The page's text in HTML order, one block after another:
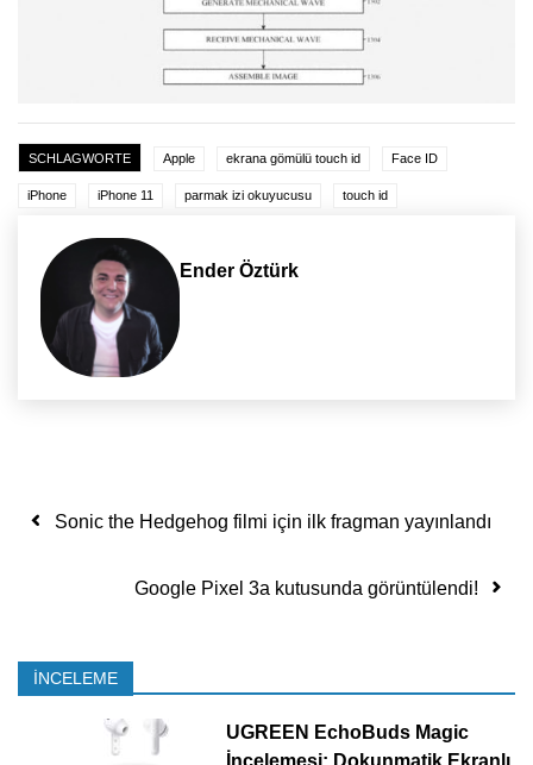
SCHLAGWORTE Apple ekrana gömülü touch id Face ID
iPhone iPhone 11 parmak izi okuyucusu touch id
Ender Öztürk
Yazı dolaşımı
Sonic the Hedgehog filmi için ilk fragman yayınlandı
Google Pixel 3a kutusunda görüntülendi!
İNCELEME
UGREEN EchoBuds Magic